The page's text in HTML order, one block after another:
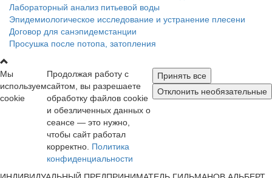
Лабораторный анализ питьевой воды
Эпидемиологическое исследование и устранение плесени
Договор для санэпидемстанции
Просушка после потопа, затопления
Мы
используем
cookie
Продолжая работу с
сайтом, вы разрешаете
обработку файлов cookie
и обезличенных данных о
сеансе — это нужно,
чтобы сайт работал
корректно. Политика
конфиденциальности
Принять все
Отклонить необязательные